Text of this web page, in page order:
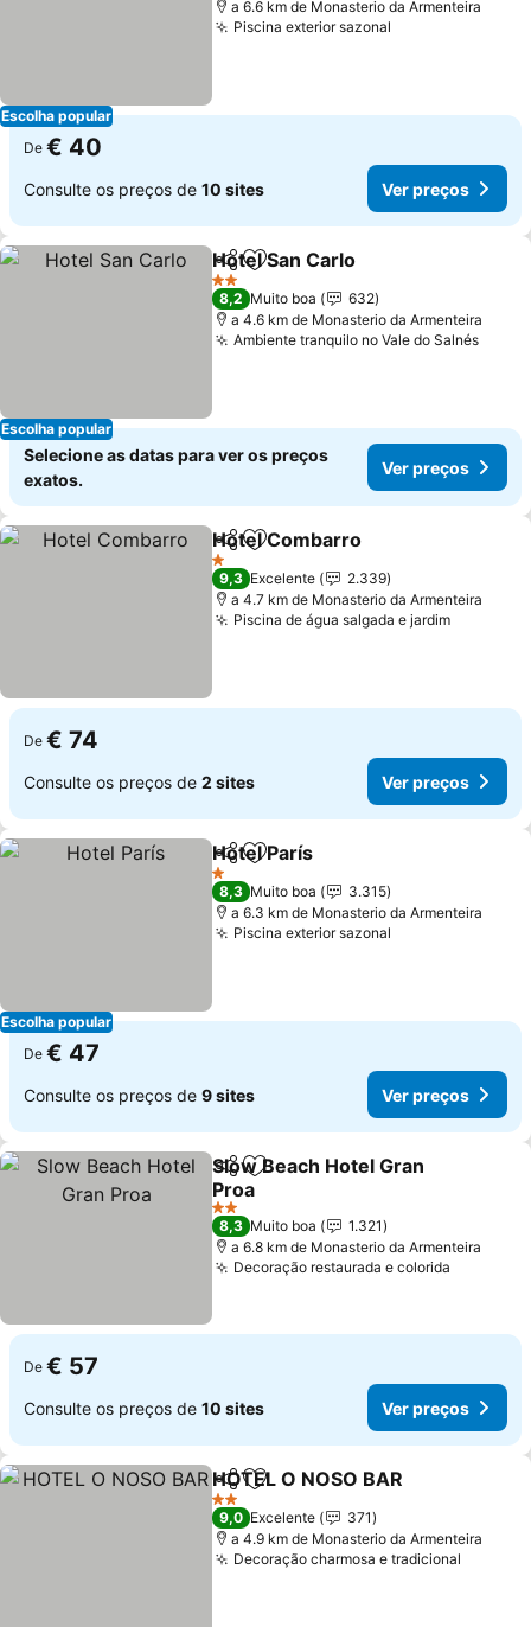
Escolha popular
a 6.6 km de Monasterio da Armenteira
Piscina exterior sazonal
De € 40
Consulte os preços de 10 sites Ver preços
Escolha popular
PartilharAdicionar aos favoritos
Hotel San Carlo
2 Estrelas
8,2 Muito boa
632
a 4.6 km de Monasterio da Armenteira
Ambiente tranquilo no Vale do SalnésVer
Selecione as datas para ver os preços
exatos.
Ver preços
PartilharAdicionar aos favoritos
Hotel Combarro
1 Estrelas
9,3 Excelente
2.339
a 4.7 km de Monasterio da Armenteira
Piscina de água salgada e jardimVer
De € 74
Consulte os preços de 2 sites Ver preços
Escolha popular
PartilharAdicionar aos favoritos
Hotel París
1 Estrelas
8,3 Muito boa
3.315
a 6.3 km de Monasterio da Armenteira
Piscina exterior sazonal
De € 47
Consulte os preços de 9 sites Ver preços
PartilharAdicionar aos favoritos
Slow Beach Hotel Gran
Proa
Ver preços
2 Estrelas
8,3 Muito boa
1.321
a 6.8 km de Monasterio da Armenteira
Decoração restaurada e colorida
De € 57
Consulte os preços de 10 sites Ver preços
PartilharAdicionar aos favoritos
HOTEL O NOSO BAR
2 Estrelas
9,0 Excelente
371
a 4.9 km de Monasterio da Armenteira
Decoração charmosa e tradicional